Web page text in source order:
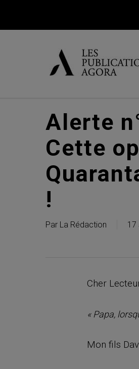
Alerte
Cette
!
Par La Rédaction 17
Cher
« Papa,
Mon fils